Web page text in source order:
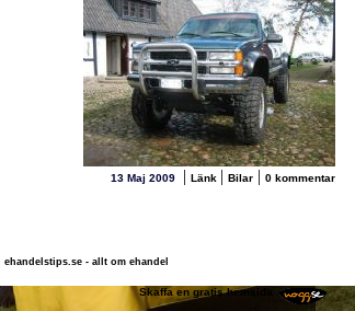
13 Maj 2009 | Länk | Bilar | 0 kommentar
ehandelstips.se - allt om ehandel
Skaffa en gratis hemsida